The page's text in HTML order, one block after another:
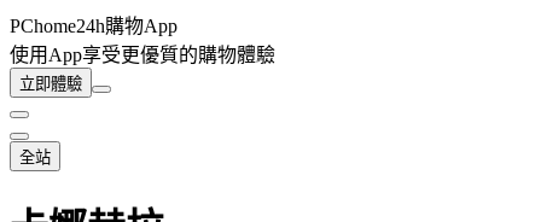
PChome24h購物App
使用App享受更優質的購物體驗
立即體驗
全站